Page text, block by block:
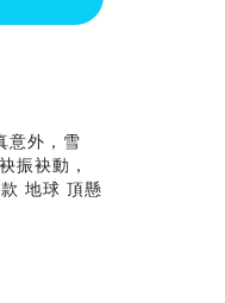
意外，雪
振袂動，
地球 頂懸